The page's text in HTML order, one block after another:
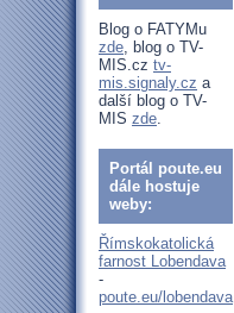
Blog o FATYMu
zde, blog o TV-
MIS.cz tv-
mis.signaly.cz a
další blog o TV-
MIS zde.
Portál poute.eu
dále hostuje
weby:
Římskokatolická
farnost Lobendava
-
poute.eu/lobendava